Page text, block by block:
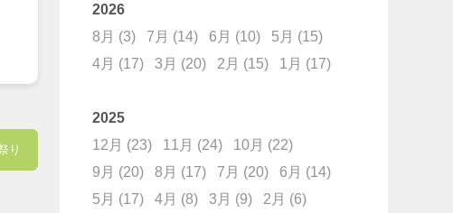
り
2026
8月 (3) 7月 (14) 6月 (10) 5月 (15)
4月 (17) 3月 (20) 2月 (15) 1月 (17)
2025
12月 (23) 11月 (24) 10月 (22)
9月 (20) 8月 (17) 7月 (20) 6月 (14)
5月 (17) 4月 (8) 3月 (9) 2月 (6)